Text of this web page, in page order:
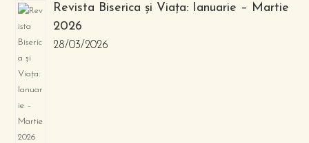
Revista Biserica și Viața: Ianuarie – Martie
2026
28/03/2026